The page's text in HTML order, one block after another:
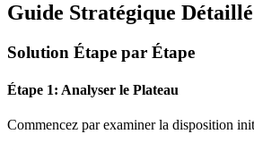
Guide Stratégique Détaillé
Solution Étape par Étape
Étape 1: Analyser le Plateau
Commencez par examiner la disposition